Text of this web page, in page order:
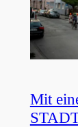
Mit